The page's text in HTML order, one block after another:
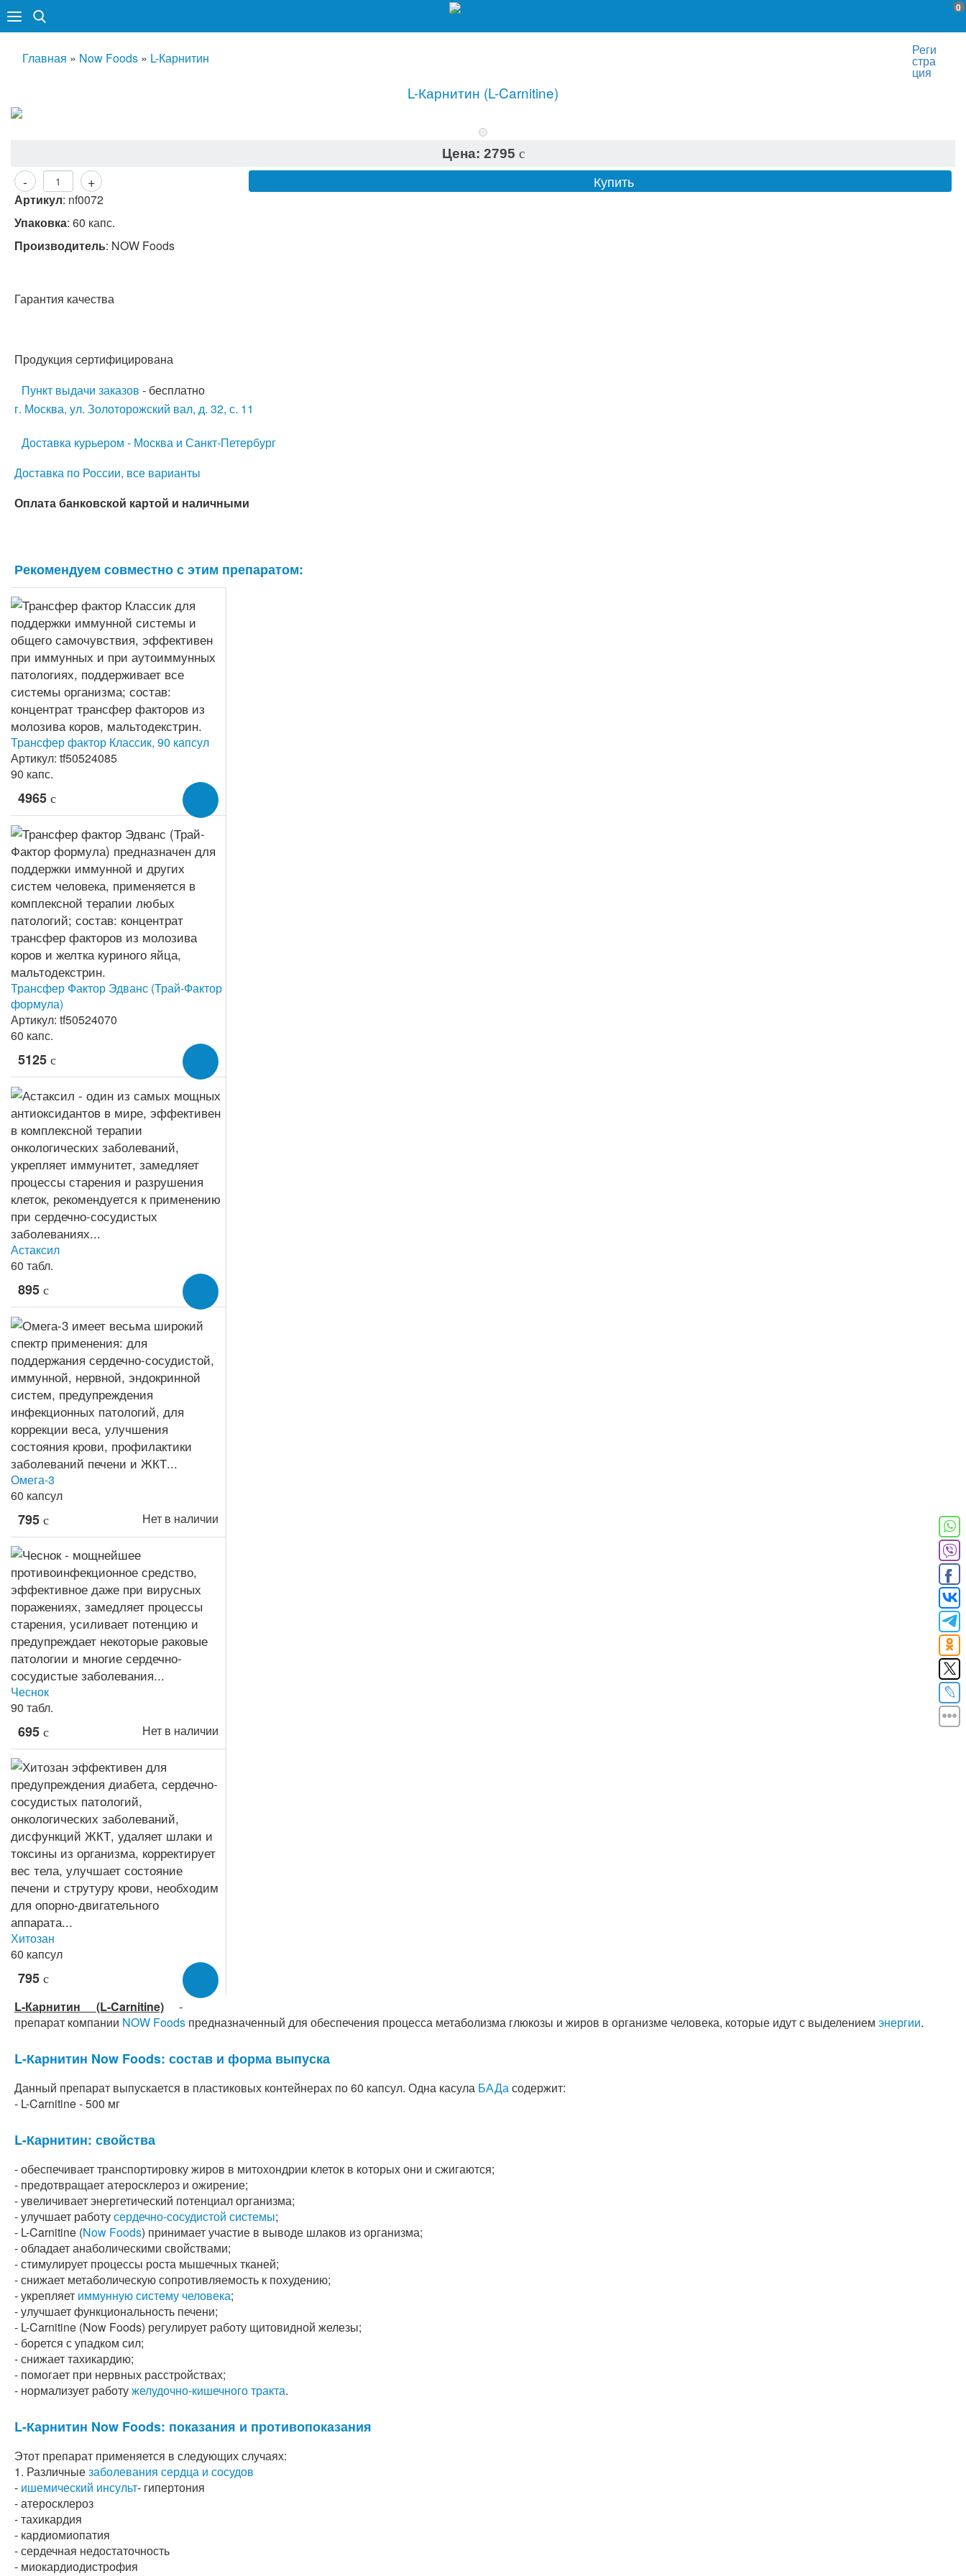
0
Реги
стра
ция
Главная » Now Foods » L-Карнитин
L-Карнитин (L-Carnitine)
Цена: 2795 c
- + Купить
Артикул: nf0072
Упаковка: 60 капс.
Производитель: NOW Foods
Гарантия качества
Продукция сертифицирована
Пункт выдачи заказов - бесплатно
г. Москва, ул. Золоторожский вал, д. 32, с. 11
Доставка курьером - Москва и Санкт-Петербург
Доставка по России, все варианты
Оплата банковской картой и наличными
Рекомендуем совместно с этим препаратом:
Трансфер фактор Классик, 90 капсул
Артикул: tf50524085
90 капс.
4965 c
Трансфер Фактор Эдванс (Трай-Фактор
формула)
Артикул: tf50524070
60 капс.
5125 c
Астаксил
60 табл.
895 c
Омега-3
60 капсул
795 c Нет в наличии
Чеснок
90 табл.
695 c Нет в наличии
Хитозан
60 капсул
795 c
L-Карнитин (L-Carnitine)-
препарат компании NOW Foods предназначенный для обеспечения процесса метаболизма глюкозы и жиров в организме человека, которые идут с выделением энергии.
L-Карнитин Now Foods: состав и форма выпуска
Данный препарат выпускается в пластиковых контейнерах по 60 капсул. Одна касула БАДасодержит:
- L-Carnitine - 500 мг
L-Карнитин: свойства
- обеспечивает транспортировку жиров в митохондрии клеток в которых они и сжигаются;
- предотвращает атеросклероз и ожирение;
- увеличивает энергетический потенциал организма;
- улучшает работусердечно-сосудистой системы;
- L-Carnitine (Now Foods) принимает участие в выводе шлаков из организма;
- обладает анаболическими свойствами;
- стимулирует процессы роста мышечных тканей;
- снижает метаболическую сопротивляемость к похудению;
- укрепляет иммунную систему человека;
- улучшает функциональность печени;
- L-Carnitine (Now Foods) регулирует работу щитовидной железы;
- борется с упадком сил;
- снижает тахикардию;
- помогает при нервных расстройствах;
- нормализует работужелудочно-кишечного тракта.
L-Карнитин Now Foods: показания и противопоказания
Этот препарат применяется в следующих случаях:
1. Различныезаболевания сердца и сосудов
- ишемический инсульт- гипертония
- атеросклероз
- тахикардия
- кардиомиопатия
- сердечная недостаточность
- миокардиодистрофия